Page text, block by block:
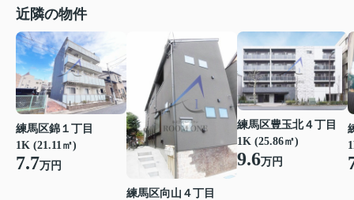
近隣の物件
練馬区錦１丁目
1K (21.11㎡)
7.7万円
練馬区向山４丁目
練馬区豊玉北４丁目
1K (25.86㎡)
9.6万円